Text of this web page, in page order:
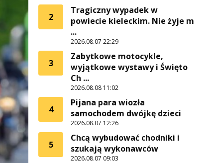
2
Tragiczny wypadek w
powiecie kieleckim. Nie żyje m
...
2026.08.07 22:29
3
Zabytkowe motocykle,
wyjątkowe wystawy i Święto
Ch ...
2026.08.08 11:02
4
Pijana para wiozła
samochodem dwójkę dzieci
2026.08.07 12:26
5
Chcą wybudować chodniki i
szukają wykonawców
2026.08.07 09:03